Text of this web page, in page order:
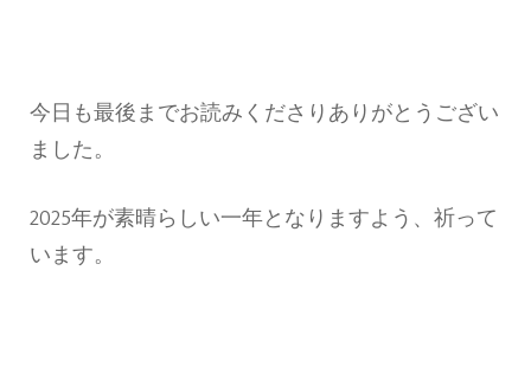
今日も最後までお読みくださりありがとうござい
ました。
2025年が素晴らしい一年となりますよう、祈って
います。